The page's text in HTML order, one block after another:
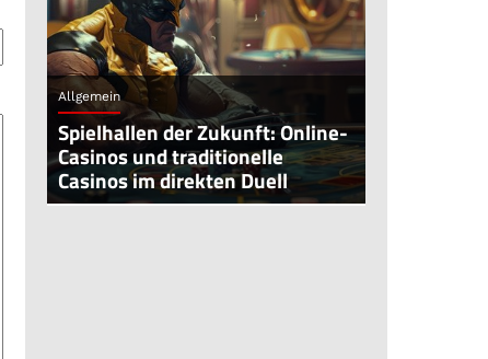
Allgemein
Spielhallen der Zukunft: Online-
Casinos und traditionelle
Casinos im direkten Duell